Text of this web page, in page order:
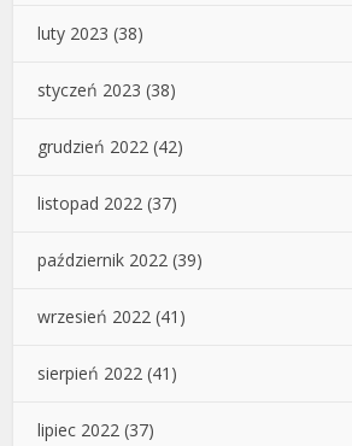
luty 2023 (38)
styczeń 2023 (38)
grudzień 2022 (42)
listopad 2022 (37)
październik 2022 (39)
wrzesień 2022 (41)
sierpień 2022 (41)
lipiec 2022 (37)